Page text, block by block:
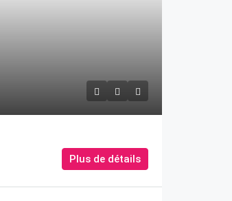
Plus de détails